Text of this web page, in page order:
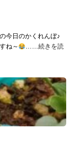
今日のかくれんぼ♪
ね～ ……続きを読